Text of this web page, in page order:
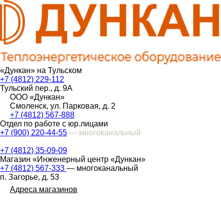
«Дункан» на Тульском
+7 (4812) 229-112
Тульский пер., д. 9А
ООО «Дункан»
Смоленск, ул. Парковая, д. 2
+7 (4812) 567-888
Отдел по работе с юр.лицами
+7 (900) 220-44-55 — многоканальный
+7 (4812) 35-09-09
Магазин «Инженерный центр «Дункан»
+7 (4812) 567-333 — многоканальный
п. Загорье, д. 53
Адреса магазинов